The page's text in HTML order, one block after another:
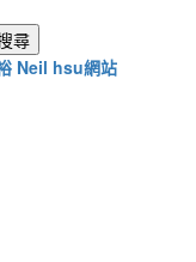
尋
Neil hsu網站